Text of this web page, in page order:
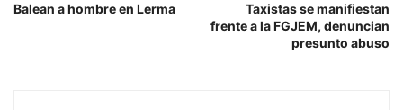
Balean a hombre en Lerma
Taxistas se manifiestan
frente a la FGJEM, denuncian
presunto abuso